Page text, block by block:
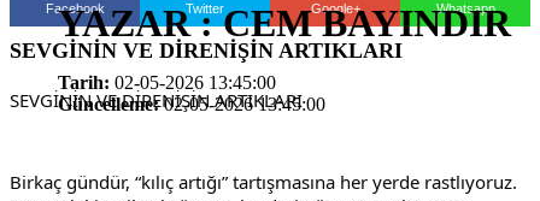
YAZAR : CEM BAYINDIR
Tarih: 02-05-2026 13:45:00
Güncelleme:02-05-2026 13:45:00
Facebook Twitter Google+ Whatsapp
SEVGİNİN VE DİRENİŞİN ARTIKLARI
SEVGİNİN VE DİRENİŞİN ARTIKLARI
Birkaç gündür, “kılıç artığı” tartışmasına her yerde rastlıyoruz.